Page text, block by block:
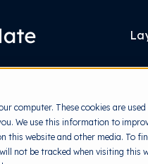
computer. These cookies are
We use this information to
this website and other media. To
not be tracked when visiting this